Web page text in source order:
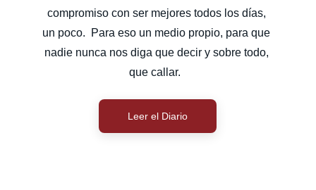
Leer el Diario
compromiso con ser mejores todos los días,
un poco.  Para eso un medio propio, para que
nadie nunca nos diga que decir y sobre todo,
que callar.